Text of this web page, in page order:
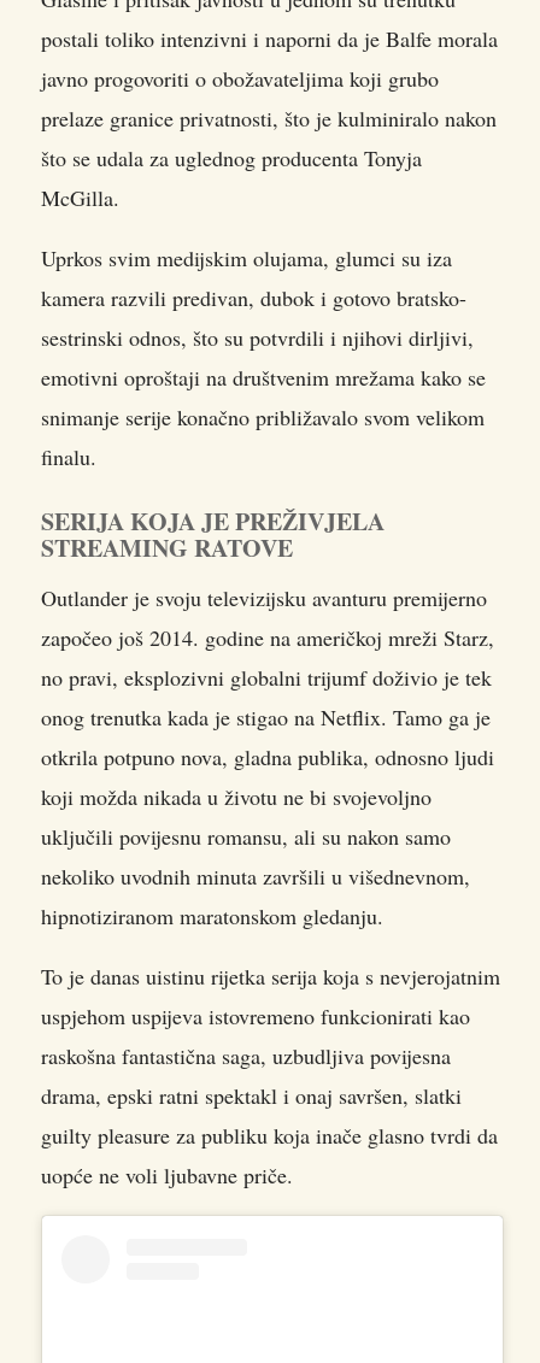
postali toliko intenzivni i naporni da je Balfe morala
javno progovoriti o obožavateljima koji grubo
prelaze granice privatnosti, što je kulminiralo nakon
što se udala za uglednog producenta Tonyja
McGilla.
Uprkos svim medijskim olujama, glumci su iza
kamera razvili predivan, dubok i gotovo bratsko-
sestrinski odnos, što su potvrdili i njihovi dirljivi,
emotivni oproštaji na društvenim mrežama kako se
snimanje serije konačno približavalo svom velikom
finalu.
SERIJA KOJA JE PREŽIVJELA
STREAMING RATOVE
Outlander je svoju televizijsku avanturu premijerno
započeo još 2014. godine na američkoj mreži Starz,
no pravi, eksplozivni globalni trijumf doživio je tek
onog trenutka kada je stigao na Netflix. Tamo ga je
otkrila potpuno nova, gladna publika, odnosno ljudi
koji možda nikada u životu ne bi svojevoljno
uključili povijesnu romansu, ali su nakon samo
nekoliko uvodnih minuta završili u višednevnom,
hipnotiziranom maratonskom gledanju.
To je danas uistinu rijetka serija koja s nevjerojatnim
uspjehom uspijeva istovremeno funkcionirati kao
raskošna fantastična saga, uzbudljiva povijesna
drama, epski ratni spektakl i onaj savršen, slatki
guilty pleasure za publiku koja inače glasno tvrdi da
uopće ne voli ljubavne priče.